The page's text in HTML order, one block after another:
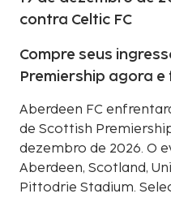
contra Celtic FC
Compre seus
Premiership agora
Aberdeen FC
de Scottish
dezembro de 2026. O
Aberdeen, Scotland,
Pittodrie Stadium.